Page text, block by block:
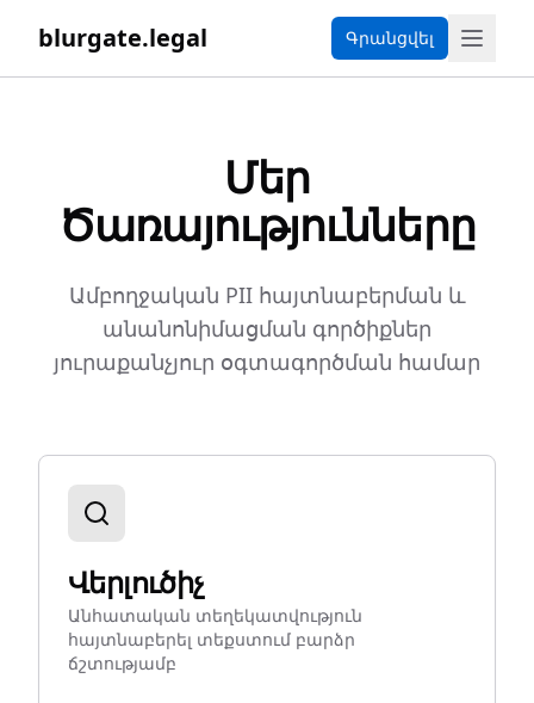
blurgate.legal Գրանցվել
Մեր
Ծառայությունները
Ամբողջական PII հայտնաբերման և
անանոնիմացման գործիքներ
յուրաքանչյուր օգտագործման համար
Վերլուծիչ
Անհատական տեղեկատվություն
հայտնաբերել տեքստում բարձր
ճշտությամբ